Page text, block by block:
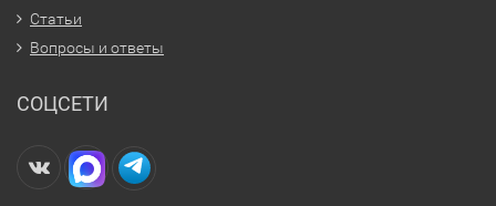
Статьи
Вопросы и ответы
СОЦСЕТИ